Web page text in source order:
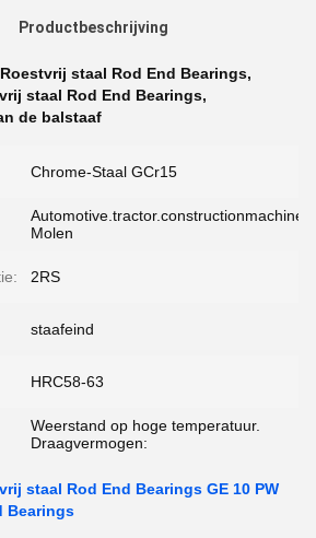
Productbeschrijving
Roestvrij staal Rod End Bearings,
staal Rod End Bearings,
de balstaaf
Chrome-Staal GCr15
Molen
2RS
staafeind
HRC58-63
Weerstand op hoge temperatuur.
Draagvermogen:
staal Rod End Bearings GE 10 PW
Bearings